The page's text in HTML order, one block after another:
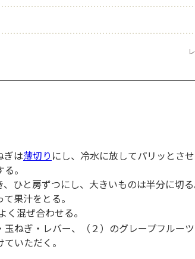
ぎは薄切り にし、冷水に放してパリッとさせ
。
ひと房ずつにし、大きいものは半分に切る
果汁をとる。
混ぜ合わせる。
ねぎ・レバー、（２）のグレープフルーツ
いただく。